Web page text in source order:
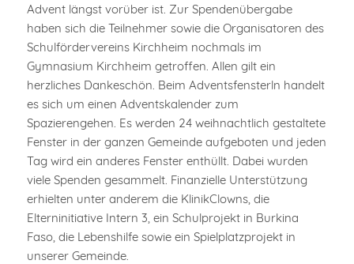
Advent längst vorüber ist. Zur Spendenübergabe
haben sich die Teilnehmer sowie die Organisatoren des
Schulfördervereins Kirchheim nochmals im
Gymnasium Kirchheim getroffen. Allen gilt ein
herzliches Dankeschön. Beim Adventsfensterln handelt
es sich um einen Adventskalender zum
Spazierengehen. Es werden 24 weihnachtlich gestaltete
Fenster in der ganzen Gemeinde aufgeboten und jeden
Tag wird ein anderes Fenster enthüllt. Dabei wurden
viele Spenden gesammelt. Finanzielle Unterstützung
erhielten unter anderem die KlinikClowns, die
Elterninitiative Intern 3, ein Schulprojekt in Burkina
Faso, die Lebenshilfe sowie ein Spielplatzprojekt in
unserer Gemeinde.